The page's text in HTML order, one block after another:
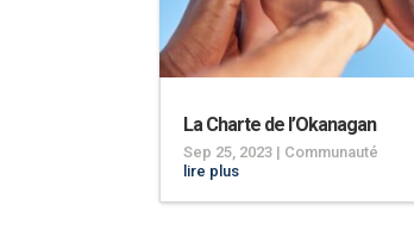
La Charte de l’Okanagan
Sep 25, 2023 | Communauté
lire plus